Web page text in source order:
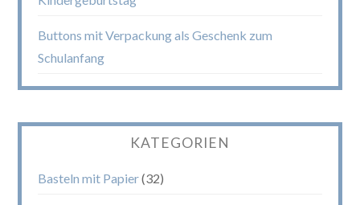
Buttons mit Verpackung als Geschenk zum
Schulanfang
KATEGORIEN
Basteln mit Papier(32)